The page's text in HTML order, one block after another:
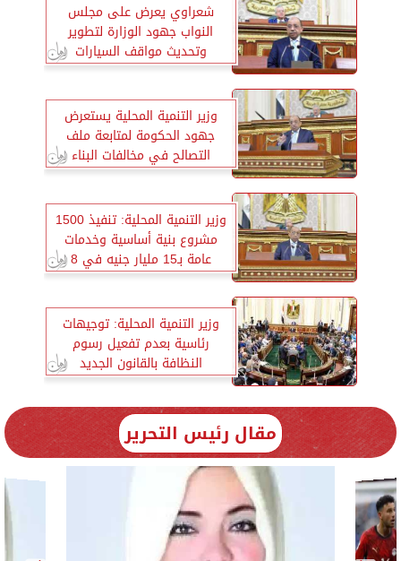
شعراوي يعرض على مجلس
النواب جهود الوزارة لتطوير
وتحديث مواقف السيارات
وزير التنمية المحلية يستعرض
جهود الحكومة لمتابعة ملف
التصالح في مخالفات البناء
وزير التنمية المحلية: تنفيذ 1500
مشروع بنية أساسية وخدمات
عامة بـ15 مليار جنيه في 8
سنوات
وزير التنمية المحلية: توجيهات
رئاسية بعدم تفعيل رسوم
النظافة بالقانون الجديد
مقال رئيس التحرير